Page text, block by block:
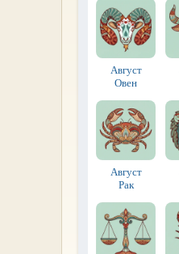
Август
Овен
Август
Рак